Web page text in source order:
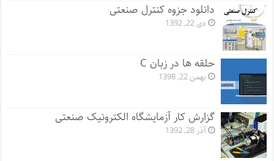
دانلود جزوه کنترل صنعتی
دی 22, 1392
حلقه ها در زبان C
بهمن 22, 1398
گزارش کار آزمایشگاه الکترونیک صنعتی
آذر 28, 1392